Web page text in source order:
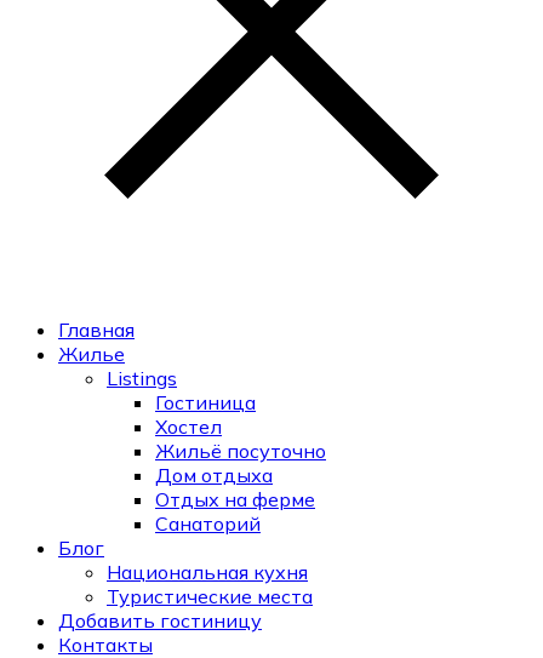
Главная
Жилье
Listings
Гостиница
Хостел
Жильё посуточно
Дом отдыха
Отдых на ферме
Санаторий
Блог
Национальная кухня
Туристические места
Добавить гостиницу
Контакты